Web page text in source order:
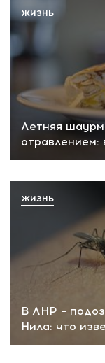
Летняя
отравлением:
ЖИЗНЬ
В ЛНР –
Нила: что
ЖИЗНЬ